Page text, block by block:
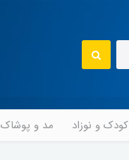
کودک و نوزاد مد و پوشاک